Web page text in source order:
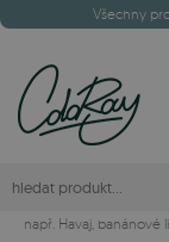
Všechny
např. Havaj, banánové